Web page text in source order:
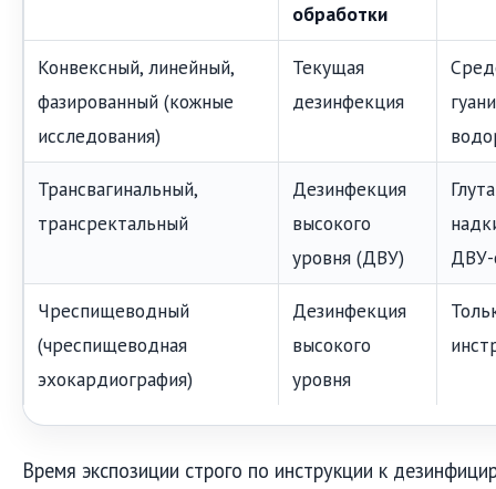
обработки
Конвексный, линейный,
фазированный (кожные
исследования)
Текущая
дезинфекция
Трансвагинальный,
трансректальный
Дезинфекция
высокого
уровня (ДВУ)
ДВУ-
Чреспищеводный
(чреспищеводная
эхокардиография)
Дезинфекция
высокого
уровня
Время экспозиции строго по инструкции к